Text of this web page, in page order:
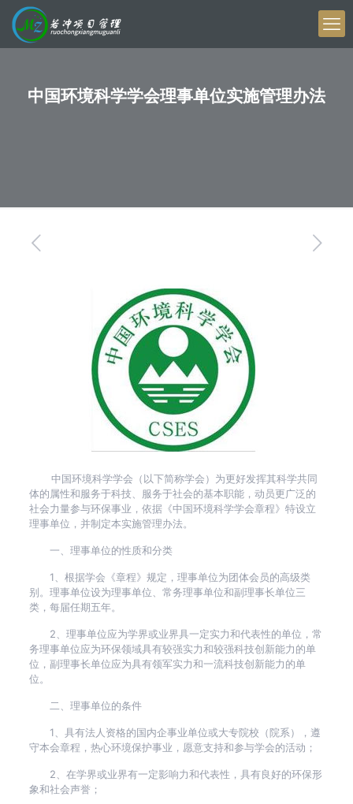
中国环境科学学会理事单位实施管理办法
中国环境科学学会（以下简称学会）为更好发挥其科学共同
体的属性和服务于科技、服务于社会的基本职能，动员更广泛的
社会力量参与环保事业，依据《中国环境科学学会章程》特设立
理事单位，并制定本实施管理办法。
一、理事单位的性质和分类
1、根据学会《章程》规定，理事单位为团体会员的高级类
别。理事单位设为理事单位、常务理事单位和副理事长单位三
类，每届任期五年。
2、理事单位应为学界或业界具一定实力和代表性的单位，常
务理事单位应为环保领域具有较强实力和较强科技创新能力的单
位，副理事长单位应为具有领军实力和一流科技创新能力的单
位。
二、理事单位的条件
1、具有法人资格的国内企事业单位或大专院校（院系），遵
守本会章程，热心环境保护事业，愿意支持和参与学会的活动；
2、在学界或业界有一定影响力和代表性，具有良好的环保形
象和社会声誉；